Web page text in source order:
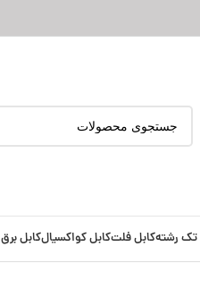
تک رشتهکابل فلتکابل کواکسیالکابل